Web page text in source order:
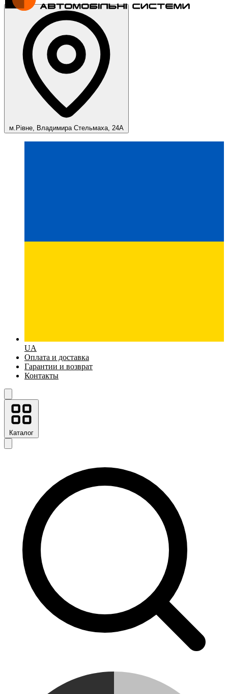
м.Рівне, Владимира Стельмаха, 24А
UA
Оплата и доставка
Гарантии и возврат
Контакты
Каталог